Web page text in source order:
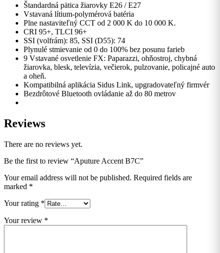
Štandardná pätica žiarovky E26 / E27
Vstavaná lítium-polymérová batéria
Plne nastaviteľný CCT od 2 000 K do 10 000 K.
CRI 95+, TLCI 96+
SSI (volfrám): 85, SSI (D55): 74
Plynulé stmievanie od 0 do 100% bez posunu farieb
9 Vstavané osvetlenie FX: Paparazzi, ohňostroj, chybná
žiarovka, blesk, televízia, večierok, pulzovanie, policajné auto
a oheň.
Kompatibilná aplikácia Sidus Link, upgradovateľný firmvér
Bezdrôtové Bluetooth ovládanie až do 80 metrov
Reviews
There are no reviews yet.
Be the first to review “Aputure Accent B7C”
Your email address will not be published. Required fields are
marked *
Your rating *
Your review *